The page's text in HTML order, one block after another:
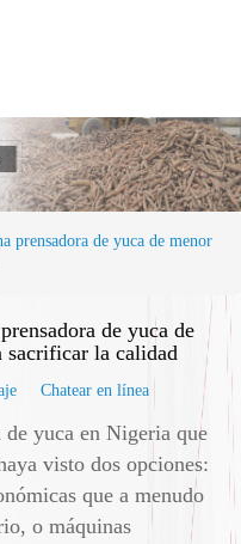
prensadora de yuca de menor
de yuca de
sacrificar la calidad
Chatear en línea
de yuca en Nigeria que
visto dos opciones:
que a menudo
o máquinas